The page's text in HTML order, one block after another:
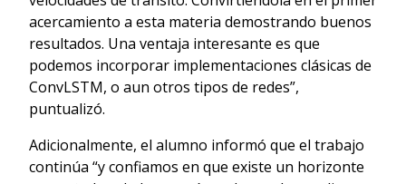
acercamiento a esta materia demostrando buenos
resultados. Una ventaja interesante es que
podemos incorporar implementaciones clásicas de
ConvLSTM, o aun otros tipos de redes”,
puntualizó.
Adicionalmente, el alumno informó que el trabajo
continúa “y confiamos en que existe un horizonte